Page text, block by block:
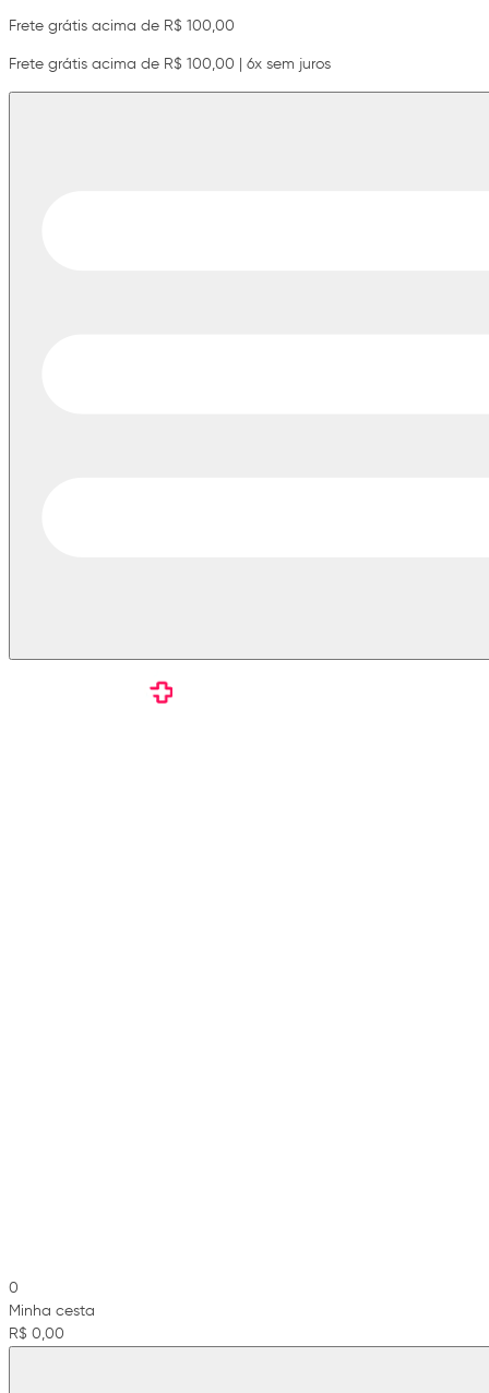
Frete grátis acima de R$ 100,00
Frete grátis acima de R$ 100,00 | 6x sem juros
0
Minha cesta
R$ 0,00